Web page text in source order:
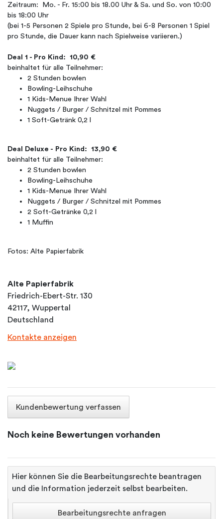
Zeitraum: Mo. - Fr. 15:00 bis 18.00 Uhr & Sa. und So. von 10:00
bis 18:00 Uhr
(bei 1-5 Personen 2 Spiele pro Stunde, bei 6-8 Personen 1 Spiel
pro Stunde, die Dauer kann nach Spielweise variieren.)
Deal 1 - Pro Kind: 10,90 €
beinhaltet für alle Teilnehmer:
2 Stunden bowlen
Bowling-Leihschuhe
1 Kids-Menue Ihrer Wahl
Nuggets / Burger / Schnitzel mit Pommes
1 Soft-Getränk 0,2 l
Deal Deluxe - Pro Kind: 13,90 €
beinhaltet für alle Teilnehmer:
2 Stunden bowlen
Bowling-Leihschuhe
1 Kids-Menue Ihrer Wahl
Nuggets / Burger / Schnitzel mit Pommes
2 Soft-Getränke 0,2 l
1 Muffin
Fotos: Alte Papierfabrik
Alte Papierfabrik
Friedrich-Ebert-Str. 130
42117, Wuppertal
Deutschland
Kontakte anzeigen
Kundenbewertung verfassen
Noch keine Bewertungen vorhanden
Hier können Sie die Bearbeitungsrechte beantragen
und die Information jederzeit selbst bearbeiten.
Bearbeitungsrechte anfragen